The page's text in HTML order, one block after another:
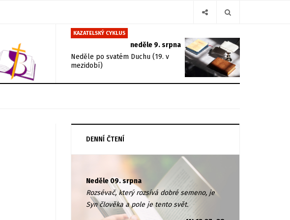
KAZATELSKÝ CYKLUS
neděle 9. srpna
Neděle po svatém Duchu (19. v
mezidobí)
DENNÍ ČTENÍ
Neděle 09. srpna
Rozsévač, který rozsívá dobré semeno, je
Syn člověka a pole je tento svět.